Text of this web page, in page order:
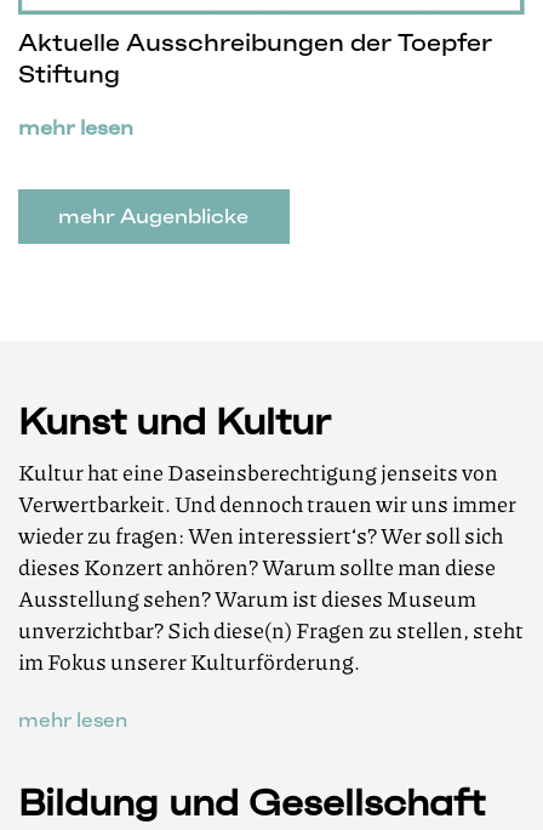
Aktuelle Ausschreibungen der Toepfer
Stiftung
mehr lesen
mehr Augenblicke
Kunst und Kultur
Kultur hat eine Daseinsberechtigung jenseits von
Verwertbarkeit. Und dennoch trauen wir uns immer
wieder zu fragen: Wen interessiert‘s? Wer soll sich
dieses Konzert anhören? Warum sollte man diese
Ausstellung sehen? Warum ist dieses Museum
unverzichtbar? Sich diese(n) Fragen zu stellen, steht
im Fokus unserer Kulturförderung.
mehr lesen
Bildung und Gesellschaft